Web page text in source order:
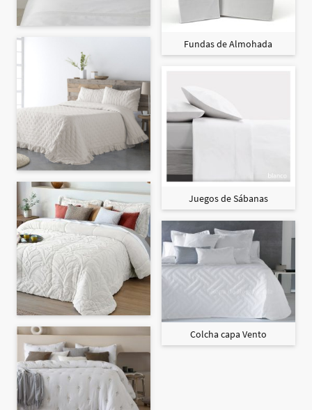
Fundas de Almohada
Juegos de Sábanas
Colcha capa Vento